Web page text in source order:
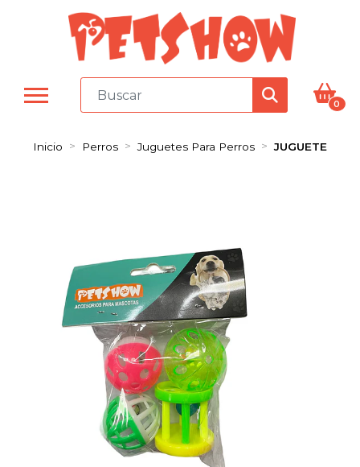
0
Inicio Perros Juguetes Para Perros JUGUETE